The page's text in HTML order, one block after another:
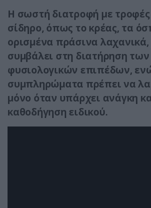
Η σωστή διατροφή με
σίδηρο, όπως το κρέας, τα
ορισμένα πράσινα
συμβάλει στη διατήρηση των
φυσιολογικών επιπέδων,
συμπληρώματα πρέπει να
μόνο όταν υπάρχει ανάγκη
καθοδήγηση ειδικού.